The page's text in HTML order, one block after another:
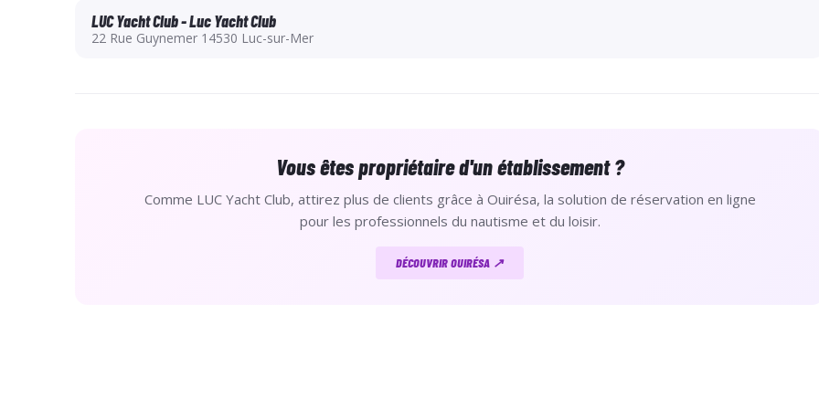
**Les séances offertes pour vos proches doivent être réservées par email à
LUC Yacht Club - Luc Yacht Club
22 Rue Guynemer 14530 Luc-sur-Mer
Vous êtes propriétaire d'un établissement ?
Comme LUC Yacht Club, attirez plus de clients grâce à Ouirésa, la solution de réservation en ligne
pour les professionnels du nautisme et du loisir.
DÉCOUVRIR OUIRÉSA ↗